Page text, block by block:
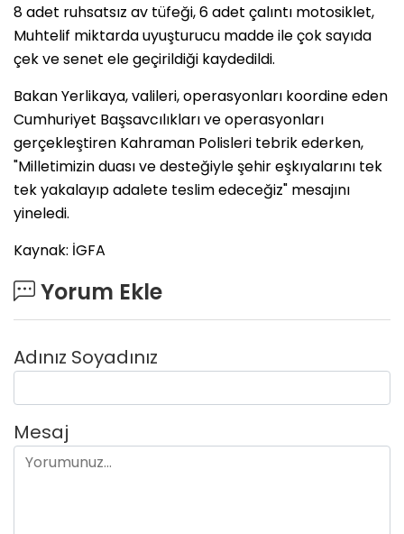
8 adet ruhsatsız av tüfeği, 6 adet çalıntı motosiklet,
Muhtelif miktarda uyuşturucu madde ile çok sayıda
çek ve senet ele geçirildiği kaydedildi.
Bakan Yerlikaya, valileri, operasyonları koordine eden
Cumhuriyet Başsavcılıkları ve operasyonları
gerçekleştiren Kahraman Polisleri tebrik ederken,
"Milletimizin duası ve desteğiyle şehir eşkıyalarını tek
tek yakalayıp adalete teslim edeceğiz" mesajını
yineledi.
Kaynak: İGFA
Yorum Ekle
Adınız Soyadınız
Mesaj